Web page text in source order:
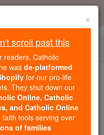
October ...
of the Rosary
×
scroll past this
readers, Catholic
wasde-platformed
for our pro-life
They shut down our
Online, Catholic
and Catholic Online
faith tools serving over
of families